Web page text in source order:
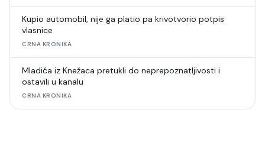
Kupio automobil, nije ga platio pa krivotvorio potpis
vlasnice
CRNA KRONIKA
Mladića iz Knežaca pretukli do neprepoznatljivosti i
ostavili u kanalu
CRNA KRONIKA